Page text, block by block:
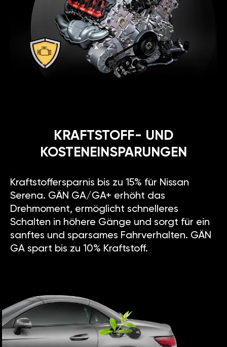
KRAFTSTOFF- UND
KOSTENEINSPARUNGEN
Kraftstoffersparnis bis zu 15% für Nissan
Serena. GÄN GA/GA+ erhöht das
Drehmoment, ermöglicht schnelleres
Schalten in höhere Gänge und sorgt für ein
sanftes und sparsames Fahrverhalten. GÄN
GA spart bis zu 10% Kraftstoff.